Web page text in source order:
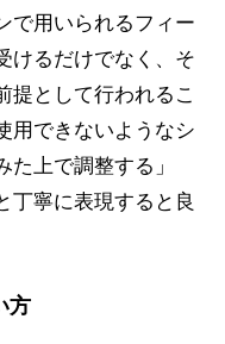
で用いられるフィー
けるだけでなく、そ
提として行われるこ
用できないようなシ
上で調整する」
丁寧に表現すると良
方